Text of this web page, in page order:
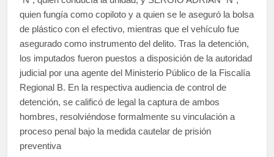
quien fungía como copiloto y a quien se le aseguró la bolsa
de plástico con el efectivo, mientras que el vehículo fue
asegurado como instrumento del delito. Tras la detención,
los imputados fueron puestos a disposición de la autoridad
judicial por una agente del Ministerio Público de la Fiscalía
Regional B. En la respectiva audiencia de control de
detención, se calificó de legal la captura de ambos
hombres, resolviéndose formalmente su vinculación a
proceso penal bajo la medida cautelar de prisión
preventiva